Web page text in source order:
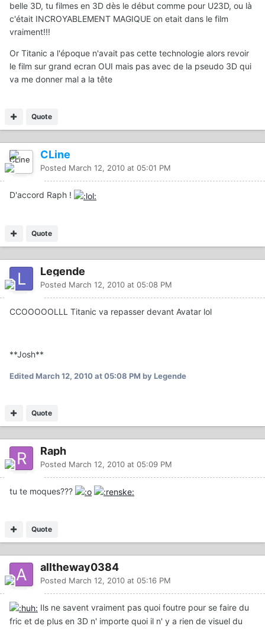
belle 3D, tu filmes en 3D dès le début comme pour U23D, ou là
c'était INCROYABLEMENT MAGIQUE on etait dans le film
vraiment!!!
Or Titanic a l'époque n'avait pas cette technologie alors revoir
le film sur grand ecran OUI mais pas avec de la pseudo 3D qui
va me donner mal a la tête
Quote
CLine
Posted March 12, 2010 at 05:01 PM
D'accord Raph !
Quote
Legende
Posted March 12, 2010 at 05:08 PM
CCOOOOOLLL Titanic va repasser devant Avatar lol
**Josh**
EditedMarch 12, 2010 at 05:08 PM by Legende
Quote
Raph
Posted March 12, 2010 at 05:09 PM
tu te moques???
Quote
alltheway0384
Posted March 12, 2010 at 05:16 PM
Ils ne savent vraiment pas quoi foutre pour se faire du
fric et de plus en 3D n' importe quoi il n' y a rien de visuel du